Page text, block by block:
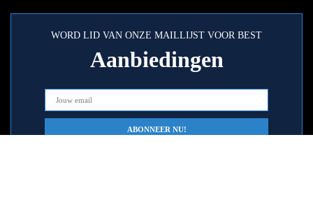
WORD LID VAN ONZE MAILLIJST VOOR BEST
Aanbiedingen